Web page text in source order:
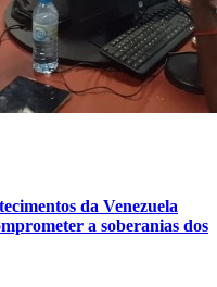
da Venezuela
a soberanias dos